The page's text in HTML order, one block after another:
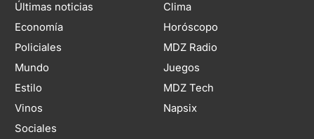
Últimas noticias
Economía
Policiales
Mundo
Estilo
Vinos
Sociales
Clima
Horóscopo
MDZ Radio
Juegos
MDZ Tech
Napsix